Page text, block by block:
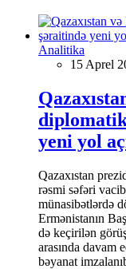
Analitika
15 Aprel
yeni yol
Qazaxıstan
rəsmi səfəri
münasibətlərdə
Ermənistanın
də keçirilən
arasında davam
bəyanat